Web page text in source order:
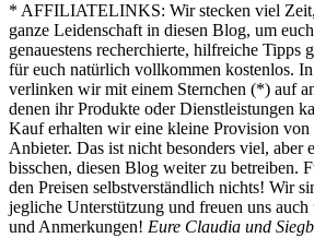
* AFFILIATELINKS: Wir stecken viel
ganze Leidenschaft in diesen Blog, um
genauestens recherchierte, hilfreiche Tipps
für euch natürlich vollkommen kostenlos.
verlinken wir mit einem Sternchen (*) auf
denen ihr Produkte oder Dienstleistungen
Kauf erhalten wir eine kleine Provision von
Anbieter. Das ist nicht besonders viel, aber
bisschen, diesen Blog weiter zu betreiben.
den Preisen selbstverständlich nichts! Wir
jegliche Unterstützung und freuen uns
und Anmerkungen! Eure Claudia und